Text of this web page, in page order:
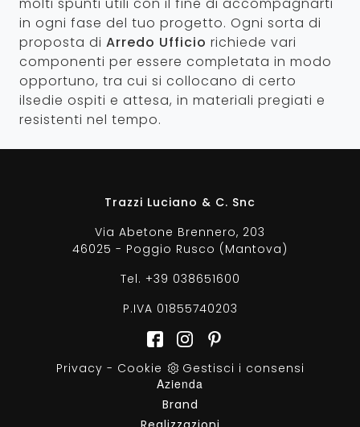
in ogni fase del tuo progetto. Ogni sorta di
proposta di Arredo Ufficio richiede vari
componenti per essere completata in modo
opportuno, tra cui si collocano di certo
ilsedie ospiti e attesa, in materiali pregiati e
resistenti nel tempo.
Trazzi Luciano & C. Snc
Via Abetone Brennero, 203
46025 - Poggio Rusco (Mantova)
Tel. +39 038651600
P.IVA 01855740203
Privacy - Cookie
Gestisci i consensi
Azienda
Brand